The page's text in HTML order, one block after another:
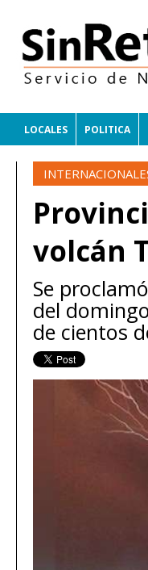
LOCALES POLITICA
volcán
Se
del
de cientos